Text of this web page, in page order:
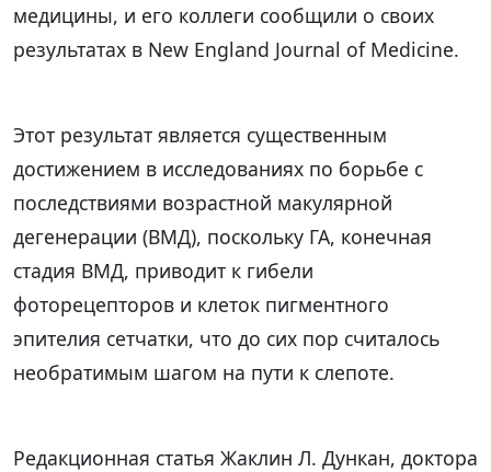
медицины, и его коллеги сообщили о своих
результатах в New England Journal of Medicine.
Этот результат является существенным
достижением в исследованиях по борьбе с
последствиями возрастной макулярной
дегенерации (ВМД), поскольку ГА, конечная
стадия ВМД, приводит к гибели
фоторецепторов и клеток пигментного
эпителия сетчатки, что до сих пор считалось
необратимым шагом на пути к слепоте.
Редакционная статья Жаклин Л. Дункан, доктора